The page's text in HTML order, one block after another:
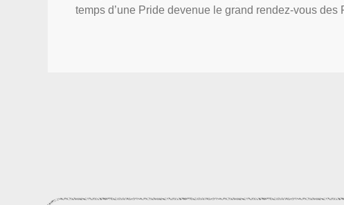
temps d’une Pride devenue le grand rendez-vous